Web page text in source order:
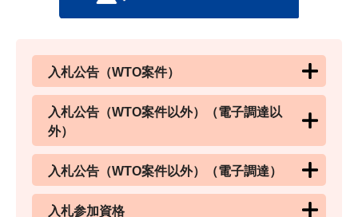
入札公告（WTO案件）
入札公告（WTO案件以外）（電子調達以
外）
入札公告（WTO案件以外）（電子調達）
入札参加資格